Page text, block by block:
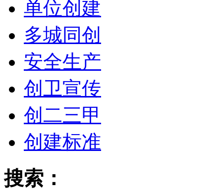
单位创建
多城同创
安全生产
创卫宣传
创二三甲
创建标准
搜索：